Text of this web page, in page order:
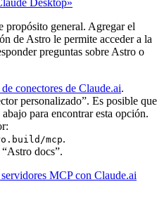
Desktop»
propósito general. Agregar el
de Astro le permite acceder a la
preguntas sobre Astro o
conectores de Claude.ai.
personalizado”. Es posible que
para encontrar esta opción.
mcp.
docs”.
MCP con Claude.ai